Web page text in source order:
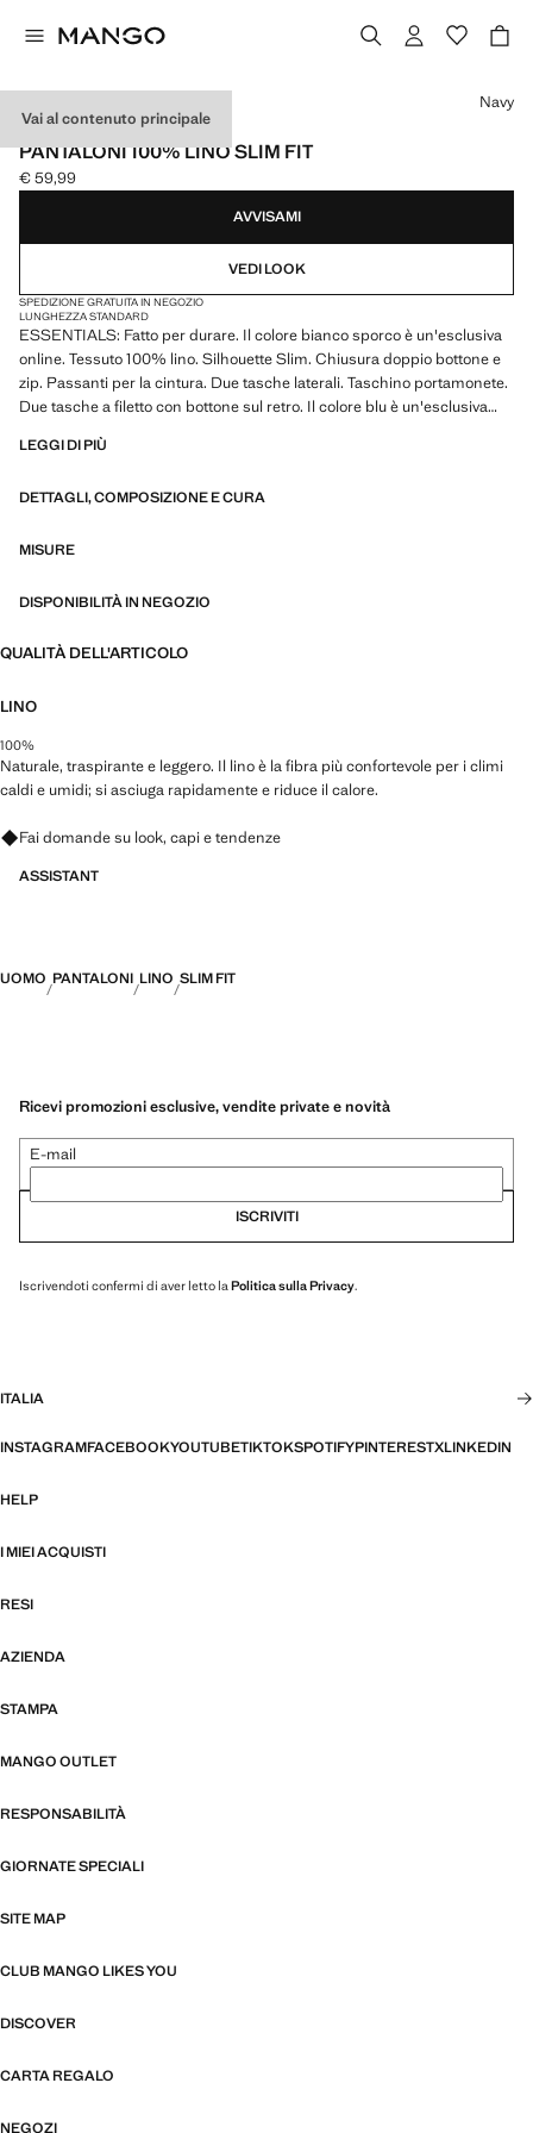
Vai al contenuto principale
ESSENTIALS
PANTALONI 100% LINO SLIM FIT
Prezzo attuale [€ 59,99 ]
€ 59,99
Seleziona un colore
Navy
AVVISAMI
VEDI LOOK
SPEDIZIONE GRATUITA IN NEGOZIO
LUNGHEZZA STANDARD
ESSENTIALS: Fatto per durare. Il colore bianco sporco è un'esclusiva
online. Tessuto 100% lino. Silhouette Slim. Chiusura doppio bottone e
zip. Passanti per la cintura. Due tasche laterali. Taschino portamonete.
Due tasche a filetto con bottone sul retro. Il colore blu è un'esclusiva
qualitativi aggiungendo nuovi test di resistenza ai nostri capi. Progettati
versatili e senza tempo
LEGGI DI PIÙ
DETTAGLI, COMPOSIZIONE E CURA
MISURE
DISPONIBILITÀ IN NEGOZIO
QUALITÀ DELL'ARTICOLO
LINO
100%
Naturale, traspirante e leggero. Il lino è la fibra più confortevole per i climi
caldi e umidi; si asciuga rapidamente e riduce il calore.
Fai domande su look, capi e tendenze
ASSISTANT
UOMO PANTALONI LINO SLIM FIT
Ricevi promozioni esclusive, vendite private e novità
E-mail
ISCRIVITI
Iscrivendoti confermi di aver letto laPolitica sulla Privacy.
ITALIA
INSTAGRAMFACEBOOKYOUTUBETIKTOKSPOTIFYPINTERESTXLINKEDIN
HELP
I MIEI ACQUISTI
RESI
AZIENDA
STAMPA
MANGO OUTLET
RESPONSABILITÀ
GIORNATE SPECIALI
SITE MAP
CLUB MANGO LIKES YOU
DISCOVER
CARTA REGALO
NEGOZI